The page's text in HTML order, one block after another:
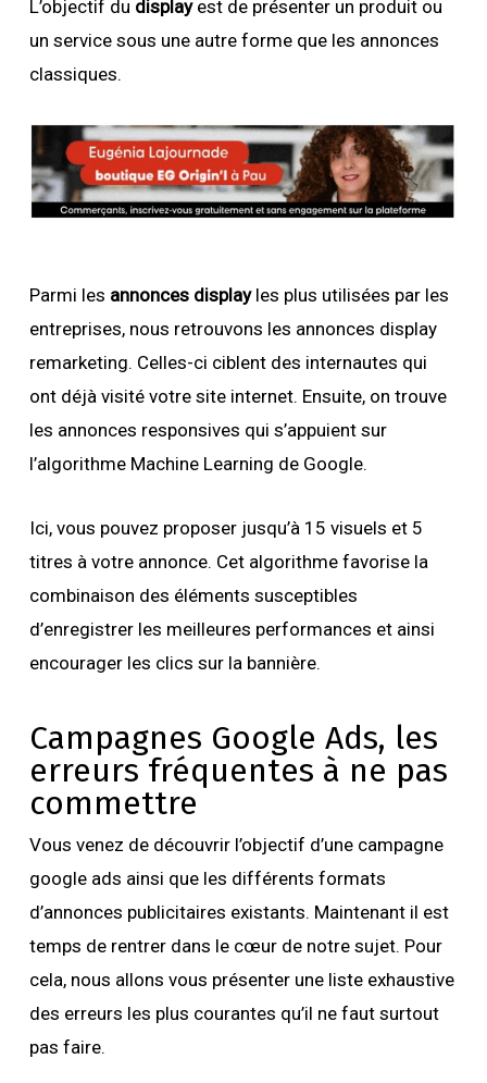
L’objectif du displayest de présenter un produit ou
un service sous une autre forme que les annonces
classiques.
Parmi les annonces displayles plus utilisées par les
entreprises, nous retrouvons les annonces display
remarketing. Celles-ci ciblent des internautes qui
ont déjà visité votre site internet. Ensuite, on trouve
les annonces responsives qui s’appuient sur
l’algorithme Machine Learning de Google.
Ici, vous pouvez proposer jusqu’à 15 visuels et 5
titres à votre annonce. Cet algorithme favorise la
combinaison des éléments susceptibles
d’enregistrer les meilleures performances et ainsi
encourager les clics sur la bannière.
Campagnes Google Ads, les
erreurs fréquentes à ne pas
commettre
Vous venez de découvrir l’objectif d’une campagne
google ads ainsi que les différents formats
d’annonces publicitaires existants. Maintenant il est
temps de rentrer dans le cœur de notre sujet. Pour
cela, nous allons vous présenter une liste exhaustive
des erreurs les plus courantes qu’il ne faut surtout
pas faire.